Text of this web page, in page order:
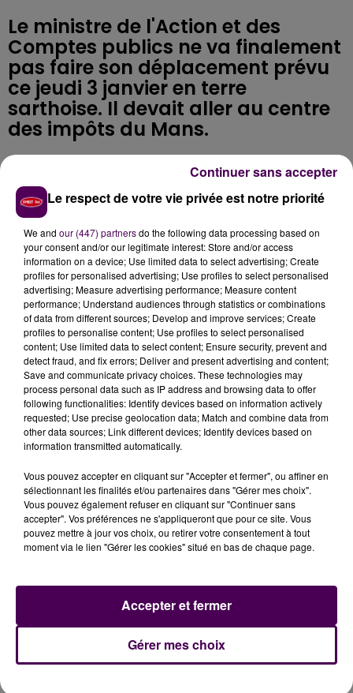
Le ministre de l'Action et des
Comptes publics ne va finalement
pas faire son déplacement prévu
ce jeudi 3 janvier en terre
sarthoise. Il devait aller au centre
des impôts du Mans.
"Visite annulée pour des contraintes d'agenda": voilà
ce que fait savoir la préfecture de la Sarthe ce
mercredi 2 janvier, à la veille du déplacement
programmé au Mans pour Gérald Darmanin.
Leministre de l’Action et des Comptes publics était
attendu ce jeudi au centre d’appels des Finances
publiques. Il devait, à partir de 15h, se rendre dans le
cente d'appels et échanger avec des agents, alors
que vient d'être mis en place le prélèvement à la
source de l’impôt sur le revenu. On ne sait pas pour
l'instant si une nouvelle date va être fixée pourla
venue du ministre en Sarthe.
Gagnez vos entrées à Terra Botanica !
Le respect de votre vie privée est notre priorité
We and our (447) partnersdo the following data processing based on
your consent and/or our legitimate interest: Store and/or access
information on a device; Use limited data to select advertising; Create
profiles for personalised advertising; Use profiles to select personalised
advertising; Measure advertising performance; Measure content
performance; Understand audiences through statistics or combinations
of data from different sources; Develop and improve services; Create
profiles to personalise content; Use profiles to select personalised
content; Use limited data to select content; Ensure security, prevent and
detect fraud, and fix errors; Deliver and present advertising and content;
Save and communicate privacy choices. These technologies may
process personal data such as IP address and browsing data to offer
following functionalities: Identify devices based on information actively
requested; Use precise geolocation data; Match and combine data from
other data sources; Link different devices; Identify devices based on
information transmitted automatically.
Vous pouvez accepter en cliquant sur "Accepter et fermer", ou affiner en
sélectionnant les finalités et/ou partenaires dans "Gérer mes choix".
Vous pouvez également refuser en cliquant sur "Continuer sans
accepter". Vos préférences ne s'appliqueront que pour ce site. Vous
pouvez mettre à jour vos choix, ou retirer votre consentement à tout
moment via le lien "Gérer les cookies" situé en bas de chaque page.
Gérer mes choix
Accepter et fermer
Continuer sans accepter